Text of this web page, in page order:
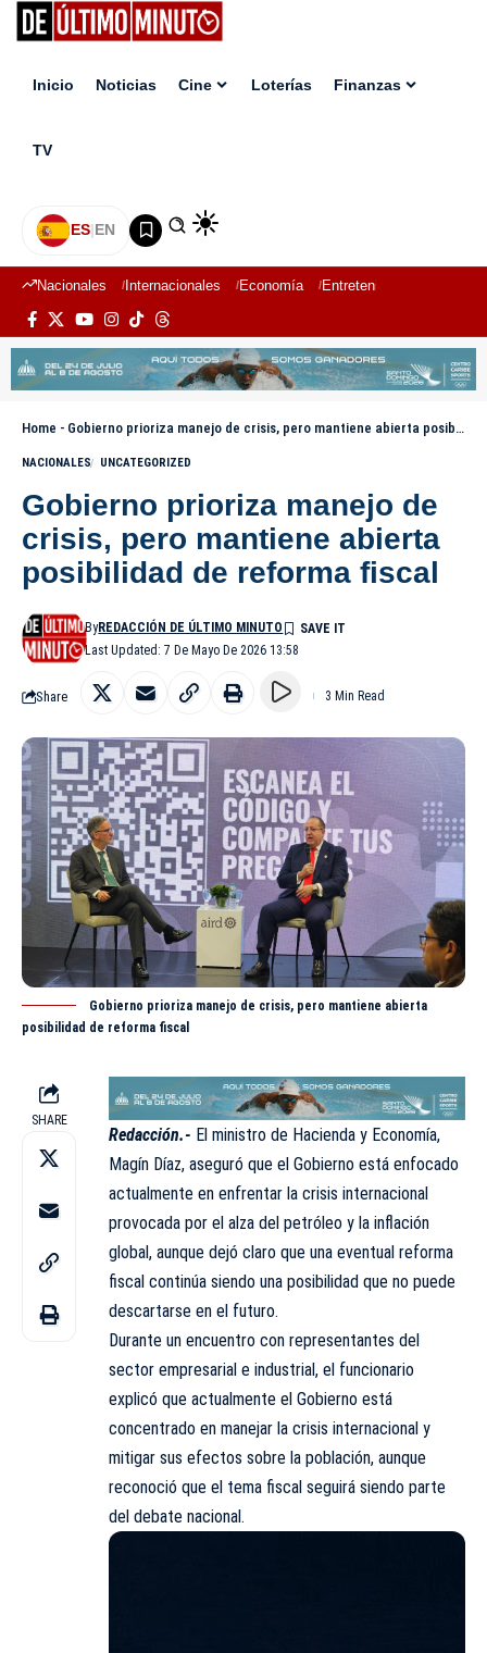
Inicio Noticias Cine Loterías Finanzas
TV
ES|EN
Nacionales Internacionales Economía Entretenimiento
Home - Gobierno prioriza manejo de crisis, pero mantiene abierta posibilidad de reforma fiscal
NACIONALES UNCATEGORIZED
Gobierno prioriza manejo de
crisis, pero mantiene abierta
posibilidad de reforma fiscal
Last Updated: 7 De Mayo De 2026 13:58
ByREDACCIÓN DE ÚLTIMO MINUTO
Share 3 Min Read
Gobierno prioriza manejo de crisis, pero mantiene abierta
posibilidad de reforma fiscal
SHARE
Redacción.- El ministro de Hacienda y Economía,
Magín Díaz, aseguró que el Gobierno está enfocado
actualmente en enfrentar la crisis internacional
provocada por el alza del petróleo y la inflación
global, aunque dejó claro que una eventual reforma
fiscal continúa siendo una posibilidad que no puede
descartarse en el futuro.
Durante un encuentro con representantes del
sector empresarial e industrial, el funcionario
explicó que actualmente el Gobierno está
concentrado en manejar la crisis internacional y
mitigar sus efectos sobre la población, aunque
reconoció que el tema fiscal seguirá siendo parte
del debate nacional.